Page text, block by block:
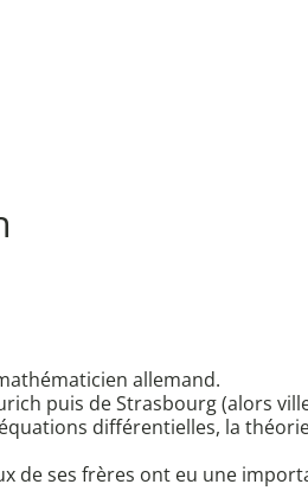
allemand.
puis de Strasbourg (alors
différentielles, la
de ses frères ont eu une